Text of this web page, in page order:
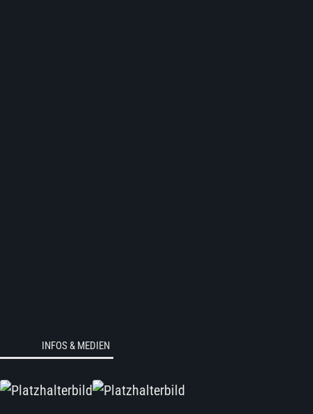
INFOS & MEDIEN